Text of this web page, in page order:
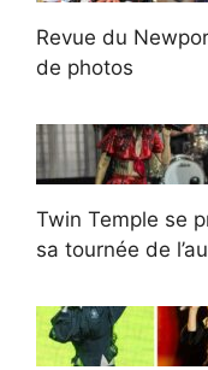
Revue du
de photos
Twin Temple se
sa tournée de